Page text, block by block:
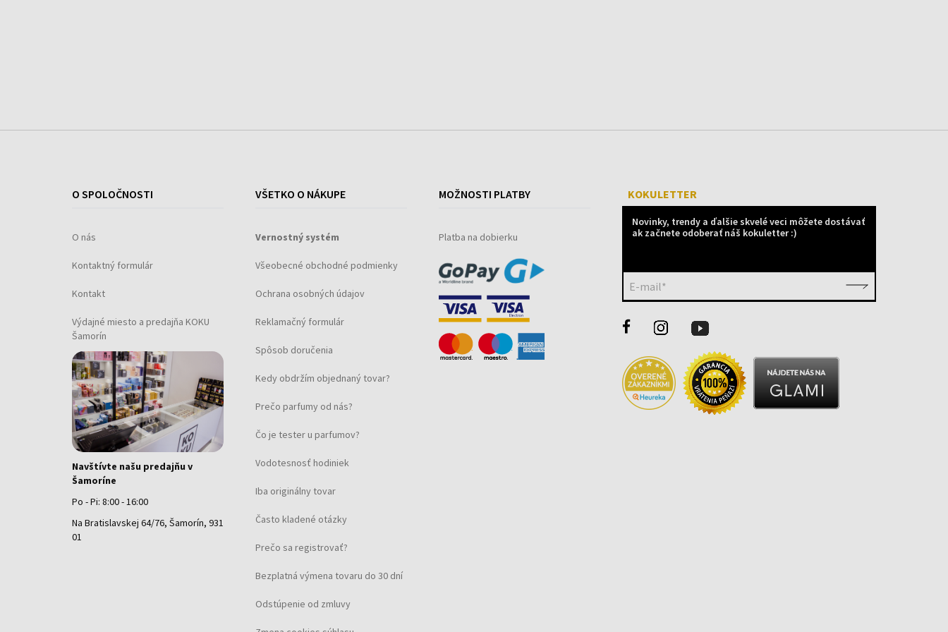
O SPOLOČNOSTI
O nás
Kontaktný formulár
Kontakt
Výdajné miesto a predajňa KOKU
Šamorín
Navštívte našu predajňu v
Šamoríne
Po - Pi: 8:00 - 16:00
Na Bratislavskej 64/76, Šamorín, 931
01
VŠETKO O NÁKUPE
Vernostný systém
Všeobecné obchodné podmienky
Ochrana osobných údajov
Reklamačný formulár
Spôsob doručenia
Kedy obdržím objednaný tovar?
Prečo parfumy od nás?
Čo je tester u parfumov?
Vodotesnosť hodiniek
Iba originálny tovar
Často kladené otázky
Prečo sa registrovať?
Bezplatná výmena tovaru do 30 dní
Odstúpenie od zmluvy
MOŽNOSTI PLATBY
Platba na dobierku
KOKULETTER
Novinky, trendy a ďalšie skvelé veci môžete dostávať
ak začnete odoberať náš kokuletter :)
E-mail*